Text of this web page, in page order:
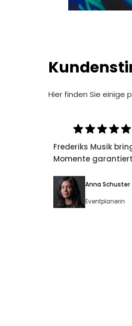
Hier finden Sie einige
Frederiks Musik
Momente
Anna Schuster
Eventplanerin